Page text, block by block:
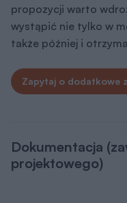
propozycji warto
wystąpić nie tylko w
także później i
Zapytaj o dodatkowe
Dokumentacja
projektowego)